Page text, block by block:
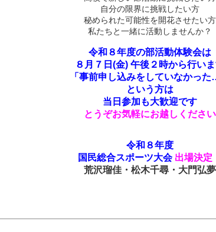
自分の限界に挑戦したい方
秘められた可能性を開花させたい方
私たちと一緒に活動しませんか？
令和８年度の部活動体験会は
８月７日(金) 午後２時から行い
「事前申し込みをしていなかった
という方は
当日参加も大歓迎です
とうぞお気軽にお越しください
令和８年度
国民総合スポーツ大会 出場決定
荒沢瑠佳・ 松木千尋・ 大門弘夢